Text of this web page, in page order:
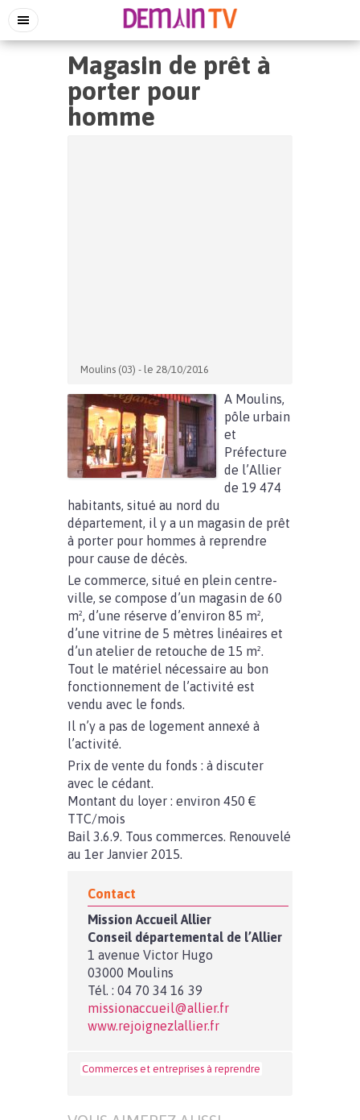
Magasin de prêt à
porter pour
homme
Moulins (03) - le 28/10/2016
A Moulins,
pôle urbain
et
Préfecture
de l’Allier
de 19 474
habitants, situé au nord du
département, il y a un magasin de prêt
à porter pour hommes à reprendre
pour cause de décès.
Le commerce, situé en plein centre-
ville, se compose d’un magasin de 60
m², d’une réserve d’environ 85 m²,
d’une vitrine de 5 mètres linéaires et
d’un atelier de retouche de 15 m².
Tout le matériel nécessaire au bon
fonctionnement de l’activité est
vendu avec le fonds.
Il n’y a pas de logement annexé à
l’activité.
Prix de vente du fonds : à discuter
avec le cédant.
Montant du loyer : environ 450 €
TTC/mois
Bail 3.6.9. Tous commerces. Renouvelé
au 1er Janvier 2015.
Contact
Mission Accueil Allier
Conseil départemental de l’Allier
1 avenue Victor Hugo
03000 Moulins
Tél. : 04 70 34 16 39
missionaccueil@allier.fr
www.rejoignezlallier.fr
Commerces et entreprises à reprendre